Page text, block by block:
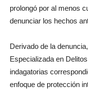
prolongó por al menos
denunciar los hechos
Derivado de la
Especializada en
indagatorias
enfoque de protección